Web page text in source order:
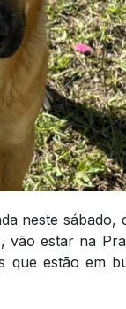
neste sábado,
vão estar na
que estão em